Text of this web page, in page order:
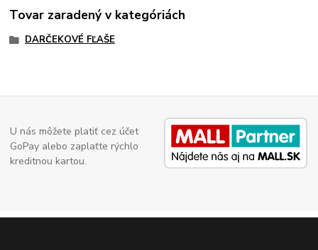
Tovar zaradený v kategóriách
DARČEKOVÉ FĽAŠE
U nás môžete platiť cez účet
GoPay alebo zaplaťte rýchlo
kreditnou kartou.